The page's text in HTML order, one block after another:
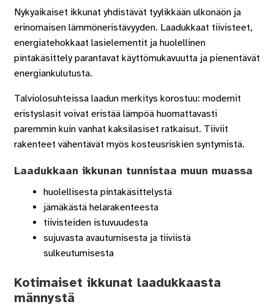
Nykyaikaiset ikkunat yhdistävät tyylikkään ulkonäön ja
erinomaisen lämmöneristävyyden. Laadukkaat tiivisteet,
energiatehokkaat lasielementit ja huolellinen
pintakäsittely parantavat käyttömukavuutta ja pienentävät
energiankulutusta.
Talviolosuhteissa laadun merkitys korostuu: modernit
eristyslasit voivat eristää lämpöä huomattavasti
paremmin kuin vanhat kaksilasiset ratkaisut. Tiiviit
rakenteet vähentävät myös kosteusriskien syntymistä.
Laadukkaan ikkunan tunnistaa muun muassa
huolellisesta pintakäsittelystä
jämäkästä helarakenteesta
tiivisteiden istuvuudesta
sujuvasta avautumisesta ja tiiviistä
sulkeutumisesta
Kotimaiset ikkunat laadukkaasta
männystä